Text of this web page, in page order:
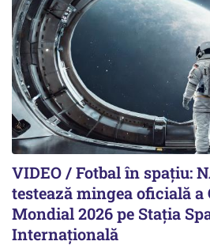
VIDEO / Fotbal în spațiu:
testează mingea oficială
Mondial 2026 pe Staţia
Internaţională